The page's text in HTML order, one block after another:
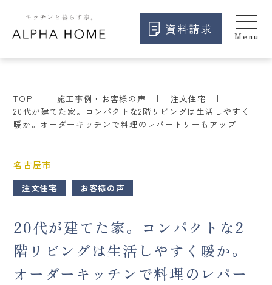
資料請求
TOP 施工事例・お客様の声
注文住宅
20代が建てた家。コンパクトな2階リビングは生活しやすく
暖か。オーダーキッチンで料理のレパートリーもアップ
名古屋市
注文住宅 お客様の声
20代が建てた家。コンパクトな2
階リビングは生活しやすく暖か。
オーダーキッチンで料理のレパー